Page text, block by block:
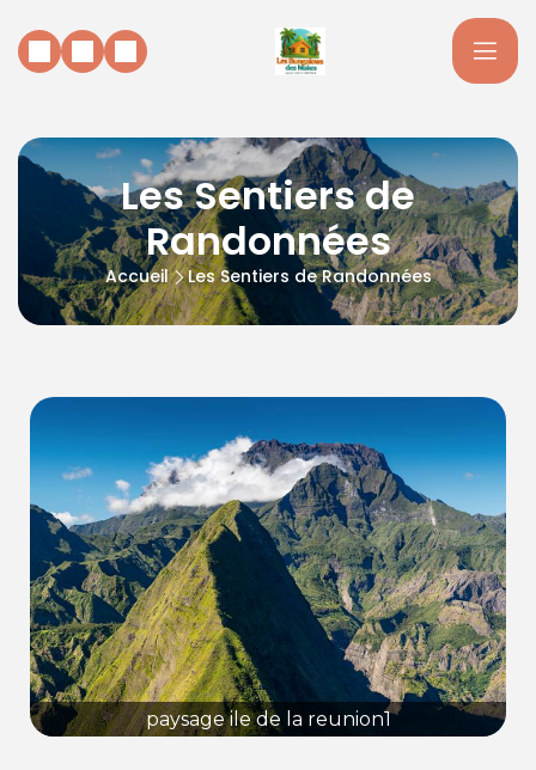
Les Sentiers de
Randonnées
Accueil Les Sentiers de Randonnées
paysage ile de la reunion1